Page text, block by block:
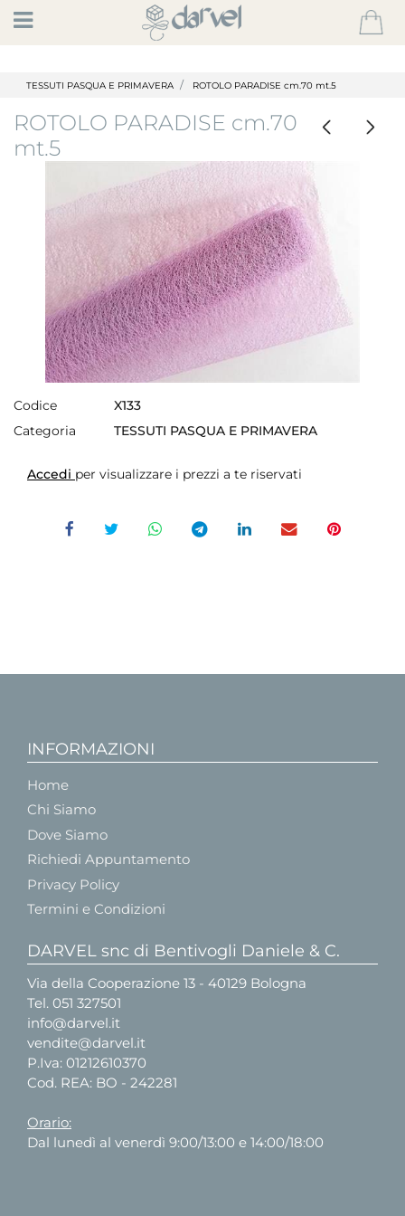
Open
TESSUTI PASQUA E PRIMAVERA ROTOLO PARADISE cm.70 mt.5
ROTOLO PARADISE cm.70
mt.5
Codice
X133
Categoria
TESSUTI PASQUA E PRIMAVERA
Accedi per visualizzare i prezzi a te riservati
INFORMAZIONI
Home
Chi Siamo
Dove Siamo
Richiedi Appuntamento
Privacy Policy
Termini e Condizioni
DARVEL snc di Bentivogli Daniele & C.
Via della Cooperazione 13 - 40129 Bologna
Tel. 051 327501
info@darvel.it
vendite@darvel.it
P.Iva: 01212610370
Cod. REA: BO - 242281
Orario:
Dal lunedì al venerdì 9:00/13:00 e 14:00/18:00